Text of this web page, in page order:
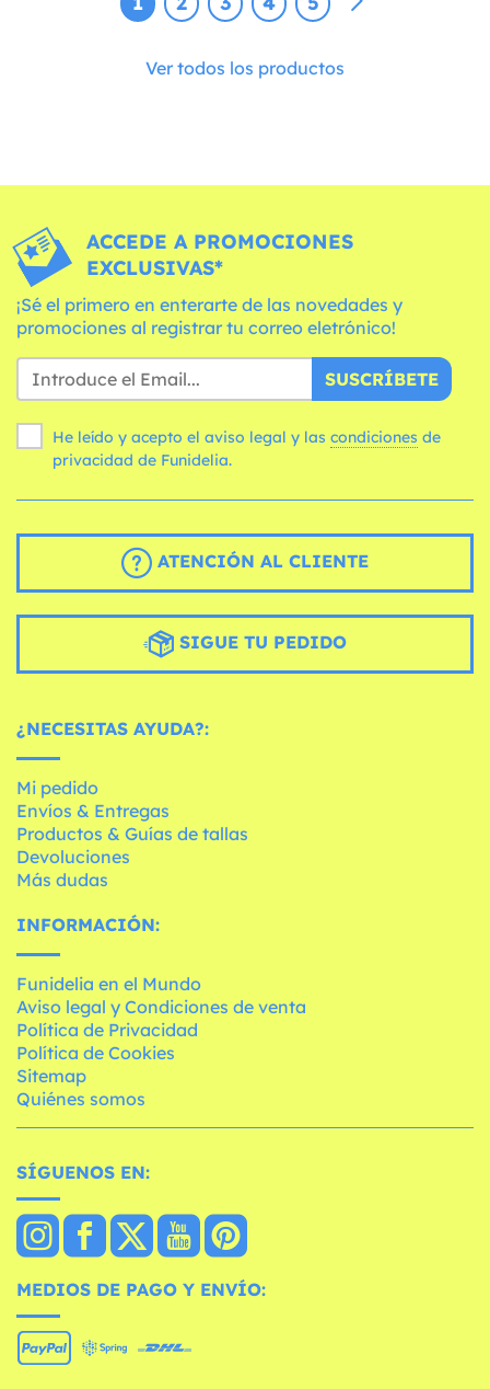
Ver todos los productos
ACCEDE A PROMOCIONES
EXCLUSIVAS*
¡Sé el primero en enterarte de las novedades y
promociones al registrar tu correo eletrónico!
SUSCRÍBETE
He leído y acepto el aviso legal y las condiciones
privacidad de Funidelia.
ATENCIÓN AL CLIENTE
SIGUE TU PEDIDO
¿NECESITAS AYUDA?:
Mi pedido
Envíos & Entregas
Productos & Guías de tallas
Devoluciones
Más dudas
INFORMACIÓN:
Funidelia en el Mundo
Aviso legal y Condiciones de venta
Política de Privacidad
Política de Cookies
Sitemap
Quiénes somos
SÍGUENOS EN:
MEDIOS DE PAGO Y ENVÍO: